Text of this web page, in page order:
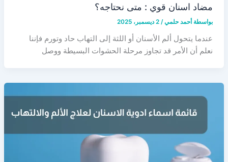
مضاد اسنان قوي : متى نحتاجه؟
بواسطة أحمد حلمي/ 2 ديسمبر، 2025
عندما يتحول ألم الأسنان أو اللثة إلى التهاب حاد وتورم فإننا
نعلم أن الأمر قد تجاوز مرحلة الحشوات البسيطة ووصل